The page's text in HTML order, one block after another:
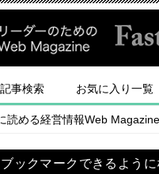
記事検索 お気に入り一覧
読める経営情報Web
ックマークできるように